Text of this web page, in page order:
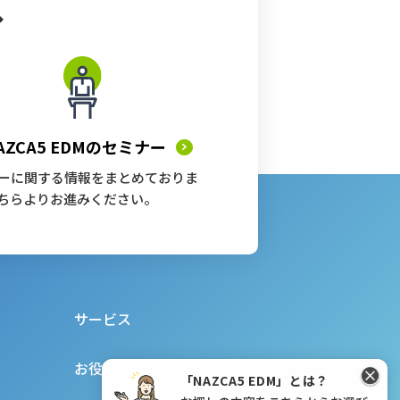
EDMのセミナー
に関する情報をまとめておりま
らよりお進みください。
サービス
お役立ち情報
「NAZCA5 EDM」とは？